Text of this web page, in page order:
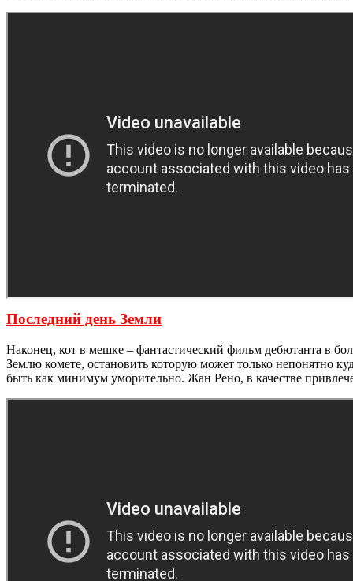
Последний день Земли
Наконец, кот в мешке – фантастический фильм дебютанта в
Землю комете, остановить которую может только непонятно
быть как минимум уморительно. Жан Рено, в качестве